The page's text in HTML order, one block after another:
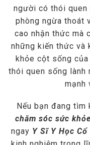
người có thói quen
phòng ngừa thoát
cao nhận thức mà
những kiến thức và
khỏe cột sống
thói quen sống lành
mạnh
Nếu bạn đang
chăm sóc sức khỏe
ngay Y Sĩ Y Học